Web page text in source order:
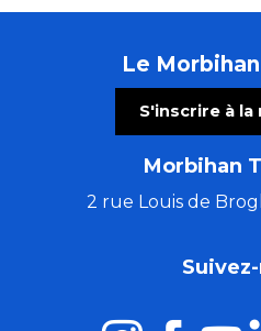
Le
S'inscrire à
Morbihan
2 rue Louis de